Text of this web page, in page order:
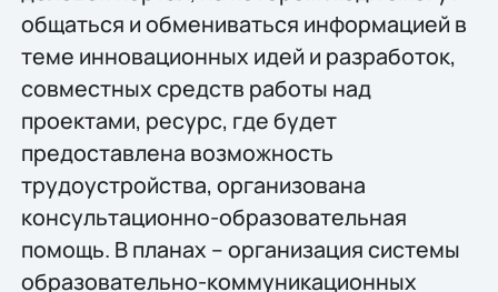
общаться и обмениваться информацией в
теме инновационных идей и разработок,
совместных средств работы над
проектами, ресурс, где будет
предоставлена возможность
трудоустройства, организована
консультационно-образовательная
помощь. В планах – организация системы
образовательно-коммуникационных